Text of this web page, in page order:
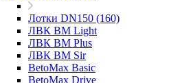
Лотки DN150 (160)
ЛВК ВМ Light
ЛВК ВМ Plus
ЛВК ВМ Sir
BetoMax Basic
BetoMax Drive